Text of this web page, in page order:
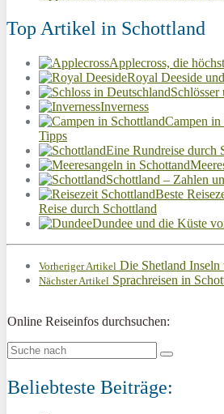
Top Artikel in Schottland
Applecross, die
Royal Deeside
Inverness
Campen
Tipps
Eine Rundreise durch
Schottland – Zahlen
Beste
Reise durch Schottland
Dundee und die Küste
Vorheriger Artikel Die Shetland Inseln
Nächster Artikel Sprachreisen in
Online Reiseinfos durchsuchen:
Beliebteste Beiträge: